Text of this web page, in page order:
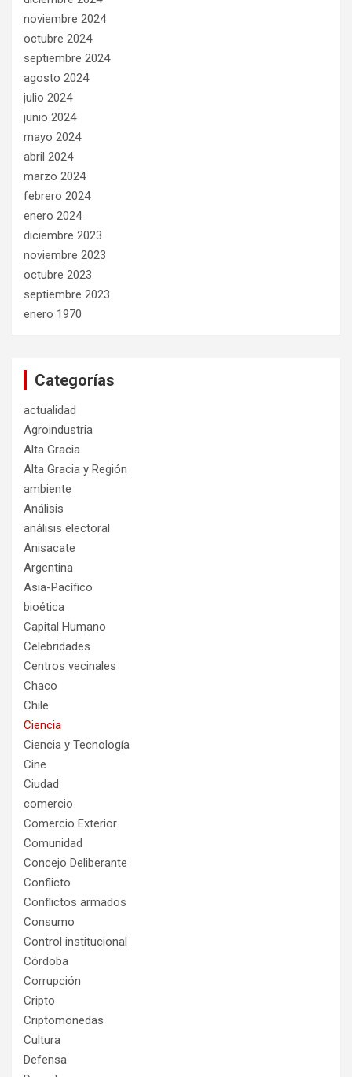
noviembre 2024
octubre 2024
septiembre 2024
agosto 2024
julio 2024
junio 2024
mayo 2024
abril 2024
marzo 2024
febrero 2024
enero 2024
diciembre 2023
noviembre 2023
octubre 2023
septiembre 2023
enero 1970
Categorías
actualidad
Agroindustria
Alta Gracia
Alta Gracia y Región
ambiente
Análisis
análisis electoral
Anisacate
Argentina
Asia-Pacífico
bioética
Capital Humano
Celebridades
Centros vecinales
Chaco
Chile
Ciencia
Ciencia y Tecnología
Cine
Ciudad
comercio
Comercio Exterior
Comunidad
Concejo Deliberante
Conflicto
Conflictos armados
Consumo
Control institucional
Córdoba
Corrupción
Cripto
Criptomonedas
Cultura
Defensa